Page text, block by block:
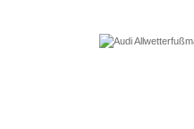
Bildergalerie überspringen